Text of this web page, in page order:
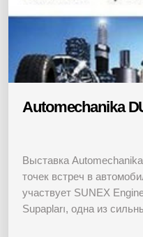
Automechanika
Выставка
точек встреч в
участвует SUNEX
Supapları, одна из